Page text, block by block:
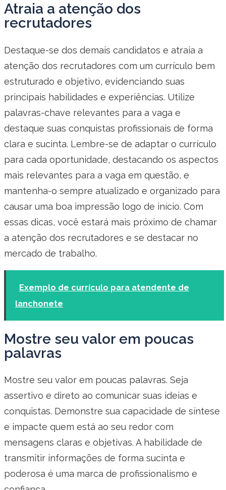
Atraia a atenção dos
recrutadores
Destaque-se dos demais candidatos e atraia a
atenção dos recrutadores com um currículo bem
estruturado e objetivo, evidenciando suas
principais habilidades e experiências. Utilize
palavras-chave relevantes para a vaga e
destaque suas conquistas profissionais de forma
clara e sucinta. Lembre-se de adaptar o currículo
para cada oportunidade, destacando os aspectos
mais relevantes para a vaga em questão, e
mantenha-o sempre atualizado e organizado para
causar uma boa impressão logo de início. Com
essas dicas, você estará mais próximo de chamar
a atenção dos recrutadores e se destacar no
mercado de trabalho.
Exemplo de currículo para atendente de
lanchonete
Mostre seu valor em poucas
palavras
Mostre seu valor em poucas palavras. Seja
assertivo e direto ao comunicar suas ideias e
conquistas. Demonstre sua capacidade de síntese
e impacte quem está ao seu redor com
mensagens claras e objetivas. A habilidade de
transmitir informações de forma sucinta e
poderosa é uma marca de profissionalismo e